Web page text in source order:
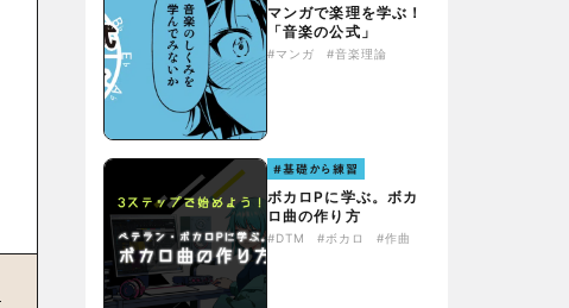
マンガで楽理を学ぶ！
「音楽の公式」
#マンガ #音楽理論
#基礎から練習
ボカロPに学ぶ。ボカ
ロ曲の作り方
#DTM #ボカロ #作曲